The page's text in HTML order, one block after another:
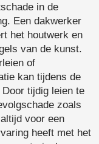
in de
Een dakwerker
het houtwerk en
van de kunst.
of
kan tijdens de
tijdig leien te
zoals
voor een
heeft met het